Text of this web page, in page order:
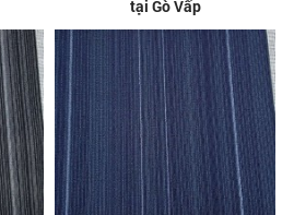
tại Gò Vấp